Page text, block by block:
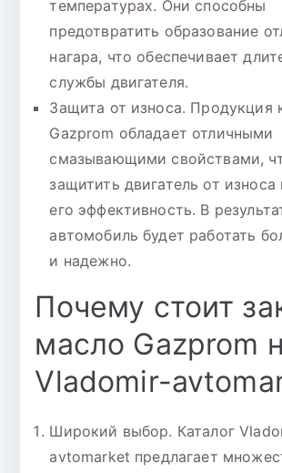
температурах. Они способны
предотвратить образование
нагара, что обеспечивает
службы двигателя.
Защита от износа. Продукция
Gazprom обладает отличными
смазывающими свойствами,
защитить двигатель от
его эффективность. В
автомобиль будет работать
и надежно.
Почему стоит
масло Gazprom
Vladomir-
Широкий выбор. Каталог
avtomarket предлагает